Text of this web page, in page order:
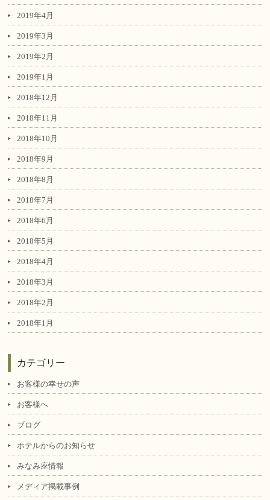
2019年4月
2019年3月
2019年2月
2019年1月
2018年12月
2018年11月
2018年10月
2018年9月
2018年8月
2018年7月
2018年6月
2018年5月
2018年4月
2018年3月
2018年2月
2018年1月
カテゴリー
お客様の幸せの声
お客様へ
ブログ
ホテルからのお知らせ
みなみ座情報
メディア掲載事例